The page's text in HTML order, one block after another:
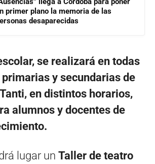
primer plano la memoria de las
desaparecidas
se realizará en todas
primarias y secundarias de
en distintos horarios,
alumnos y docentes de
lugar un Taller de teatro